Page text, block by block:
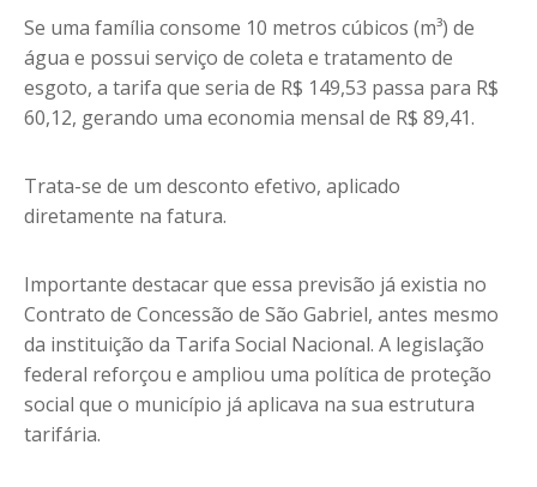
Se uma família consome 10 metros cúbicos (m³) de
água e possui serviço de coleta e tratamento de
esgoto, a tarifa que seria de R$ 149,53 passa para R$
60,12, gerando uma economia mensal de R$ 89,41.
Trata-se de um desconto efetivo, aplicado
diretamente na fatura.
Importante destacar que essa previsão já existia no
Contrato de Concessão de São Gabriel, antes mesmo
da instituição da Tarifa Social Nacional. A legislação
federal reforçou e ampliou uma política de proteção
social que o município já aplicava na sua estrutura
tarifária.